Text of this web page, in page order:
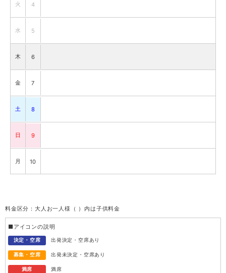
火 4
水 5
木 6
金 7
土 8
日 9
月 10
12
木 13
金 14
料金区分：大人お一人様（ ）内は子供料金
■アイコンの説明
決定・空席 出発決定・空席あり
募集・空席 出発未決定・空席あり
満席 満席